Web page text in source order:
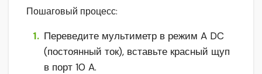
Пошаговый процесс:
Переведите мультиметр в режим A DC
(постоянный ток), вставьте красный щуп
в порт 10 A.